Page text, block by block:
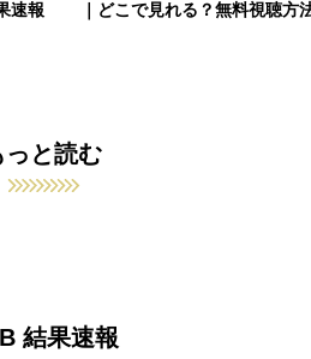
速報 ｜どこで見れる？無料視聴方
っと読む
結果速報